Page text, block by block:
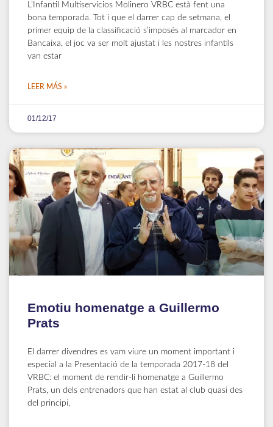
L’Infantil Multiservicios Molinero VRBC està fent una
bona temporada. Tot i que el darrer cap de setmana, el
primer equip de la classificació s’imposés al marcador en
Bancaixa, el joc va ser molt ajustat i les nostres infantils
van estar
LEER MÁS »
01/12/17
Emotiu homenatge a Guillermo
Prats
El darrer divendres es vam viure un moment important i
especial a la Presentació de la temporada 2017-18 del
VRBC: el moment de rendir-li homenatge a Guillermo
Prats, un dels entrenadors que han estat al club quasi des
del principi,